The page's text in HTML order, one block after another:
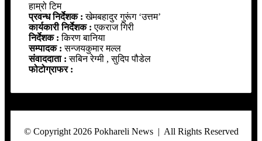
हाम्रो टिम
प्रवन्ध निर्देशक :खेमबहादुर गुरूंग ‘उत्तम’
कार्यकारी निर्देशक :एकराज गिरी
निर्देशक :किरण बानिया
सम्पादक :सन्जयकुमार मल्ल
संवाददाता :सबिन रेग्मी , सुदिप पौडेल
फोटोग्राफर :
© Copyright 2026 Pokhareli News | All Rights Reserved